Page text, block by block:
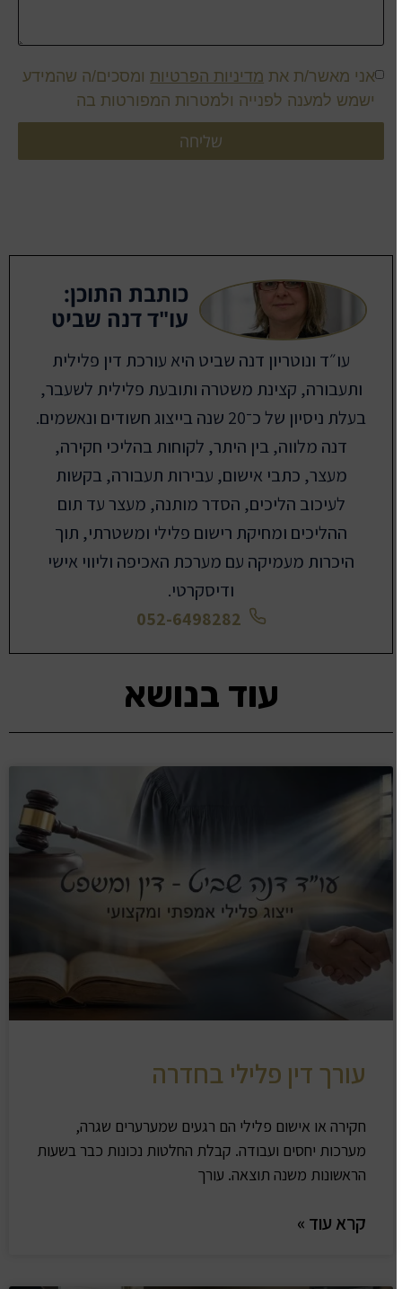
אני מאשר/ת אתמדיניות הפרטיותומסכים/ה שהמידע
ישמש למענה לפנייה ולמטרות המפורטות בה
שליחה
כותבת התוכן:
עו"ד דנה שביט
עו״ד ונוטריון דנה שביט היא עורכת דין פלילית
ותעבורה, קצינת משטרה ותובעת פלילית לשעבר,
בעלת ניסיון של כ־20 שנה בייצוג חשודים ונאשמים.
דנה מלווה, בין היתר, לקוחות בהליכי חקירה,
מעצר, כתבי אישום, עבירות תעבורה, בקשות
לעיכוב הליכים, הסדר מותנה, מעצר עד תום
ההליכים ומחיקת רישום פלילי ומשטרתי, תוך
היכרות מעמיקה עם מערכת האכיפה וליווי אישי
ודיסקרטי.
052-6498282
עוד בנושא
עורך דין פלילי בחדרה
חקירה או אישום פלילי הם רגעים שמערערים שגרה,
מערכות יחסים ועבודה. קבלת החלטות נכונות כבר בשעות
הראשונות משנה תוצאה. עורך
קרא עוד »